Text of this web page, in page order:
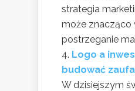
strategia
może znacząco
postrzeganie
Logo a
budować
W dzisiejszym